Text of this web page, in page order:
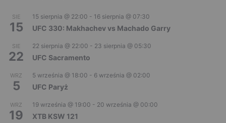
SIE
15
15 sierpnia @ 22:00 - 16 sierpnia @ 07:30
UFC 330: Makhachev vs Machado Garry
SIE
22
22 sierpnia @ 22:00 - 23 sierpnia @ 05:30
UFC Sacramento
WRZ
5
5 września @ 18:00 - 6 września @ 02:00
UFC Paryż
WRZ
19
19 września @ 19:00 - 20 września @ 00:00
XTB KSW 121